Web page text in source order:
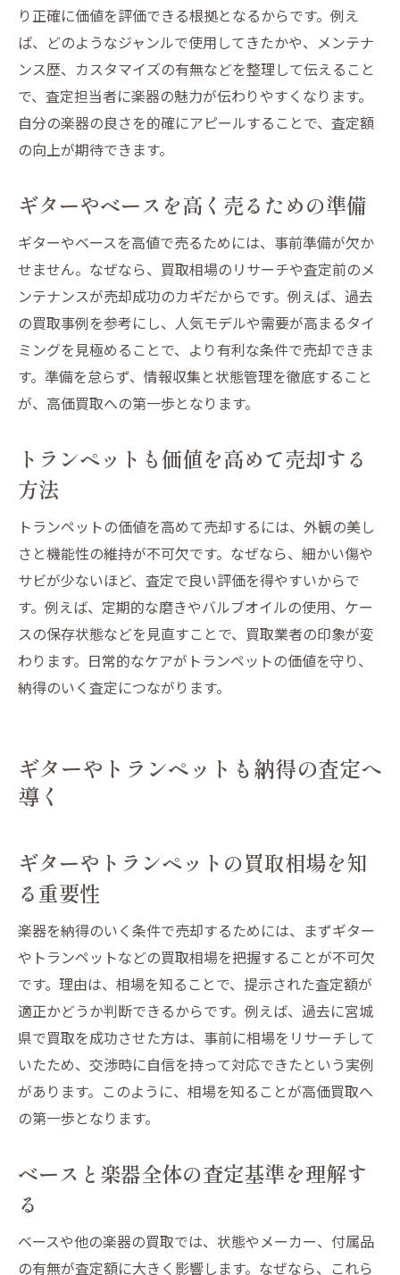
り正確に価値を評価できる根拠となるからです。例え
ば、どのようなジャンルで使用してきたかや、メンテナ
ンス歴、カスタマイズの有無などを整理して伝えること
で、査定担当者に楽器の魅力が伝わりやすくなります。
自分の楽器の良さを的確にアピールすることで、査定額
の向上が期待できます。
ギターやベースを高く売るための準備
ギターやベースを高値で売るためには、事前準備が欠か
せません。なぜなら、買取相場のリサーチや査定前のメ
ンテナンスが売却成功のカギだからです。例えば、過去
の買取事例を参考にし、人気モデルや需要が高まるタイ
ミングを見極めることで、より有利な条件で売却できま
す。準備を怠らず、情報収集と状態管理を徹底すること
が、高価買取への第一歩となります。
トランペットも価値を高めて売却する
方法
トランペットの価値を高めて売却するには、外観の美し
さと機能性の維持が不可欠です。なぜなら、細かい傷や
サビが少ないほど、査定で良い評価を得やすいからで
す。例えば、定期的な磨きやバルブオイルの使用、ケー
スの保存状態などを見直すことで、買取業者の印象が変
わります。日常的なケアがトランペットの価値を守り、
納得のいく査定につながります。
ギターやトランペットも納得の査定へ
導く
ギターやトランペットの買取相場を知
る重要性
楽器を納得のいく条件で売却するためには、まずギター
やトランペットなどの買取相場を把握することが不可欠
です。理由は、相場を知ることで、提示された査定額が
適正かどうか判断できるからです。例えば、過去に宮城
県で買取を成功させた方は、事前に相場をリサーチして
いたため、交渉時に自信を持って対応できたという実例
があります。このように、相場を知ることが高価買取へ
の第一歩となります。
ベースと楽器全体の査定基準を理解す
る
ベースや他の楽器の買取では、状態やメーカー、付属品
の有無が査定額に大きく影響します。なぜなら、これら